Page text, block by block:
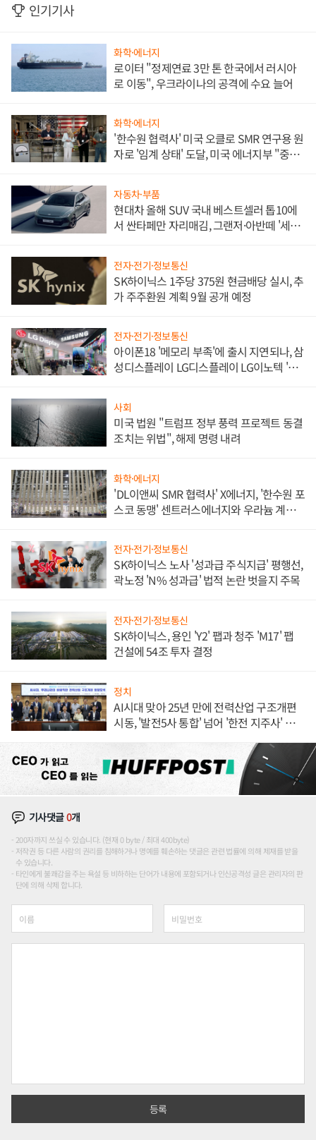
인기기사
화학·에너지
로이터 "정제연료 3만 톤 한국에서 러시아
로 이동", 우크라이나의 공격에 수요 늘어
화학·에너지
'한수원 협력사' 미국 오클로 SMR 연구용 원
자로 '임계 상태' 도달, 미국 에너지부 "중요
자동차·부품
현대차 올해 SUV 국내 베스트셀러 톱10에
서 싼타페만 자리매김, 그랜저·아반떼 '세단
전자·전기·정보통신
SK하이닉스 1주당 375원 현금배당 실시, 추
가 주주환원 계획 9월 공개 예정
전자·전기·정보통신
아이폰18 '메모리 부족'에 출시 지연되나, 삼
성디스플레이 LG디스플레이 LG이노텍 '탈
사회
미국 법원 "트럼프 정부 풍력 프로젝트 동결
조치는 위법", 해제 명령 내려
화학·에너지
'DL이앤씨 SMR 협력사' X에너지, '한수원 포
스코 동맹' 센트러스에너지와 우라늄 계약
전자·전기·정보통신
SK하이닉스 노사 '성과급 주식지급' 평행선,
곽노정 'N% 성과급' 법적 논란 벗을지 주목
전자·전기·정보통신
SK하이닉스, 용인 'Y2' 팹과 청주 'M17' 팹
건설에 54조 투자 결정
정치
AI시대 맞아 25년 만에 전력산업 구조개편
시동, '발전5사 통합' 넘어 '한전 지주사' 재편
기사댓글0개
200자까지 쓰실 수 있습니다. (현재 0 byte / 최대 400byte)
저작권 등 다른 사람의 권리를 침해하거나 명예를 훼손하는 댓글은 관련 법률에 의해 제재를 받을
수 있습니다.
타인에게 불쾌감을 주는 욕설 등 비하하는 단어가 내용에 포함되거나 인신공격성 글은 관리자의 판
단에 의해 삭제 합니다.